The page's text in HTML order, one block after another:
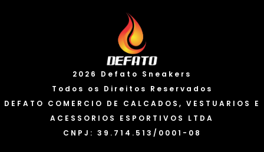
Valorizamos sua privacidade
Usamos cookies para melhorar sua experiência. Ao
continuar a usar nosso site, você concorda com o uso
em nossa “Política de privacidade” e alterar suas
preferências a qualquer momento.
Política de cookies
2026 Defato Sneakers
Todos os Direitos Reservados
DEFATO COMERCIO DE CALCADOS, VESTUARIOS E
ACESSORIOS ESPORTIVOS LTDA
CNPJ: 39.714.513/0001-08